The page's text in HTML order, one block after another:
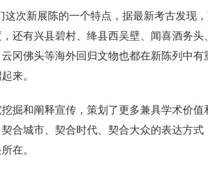
这次新展陈的一个特点，据最新考古发现
还有兴县碧村、绛县西吴壁、闻喜酒务
冈佛头等海外回归文物也都在新陈列中有
来。
掘和阐释宣传，策划了更多兼具学术价值
合城市、契合时代、契合大众的表达方式
在。